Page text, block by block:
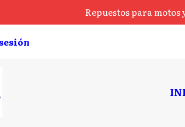
Repuestos para